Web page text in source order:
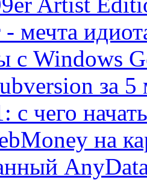
мечта
с Windows
за 5
с чего начать
на